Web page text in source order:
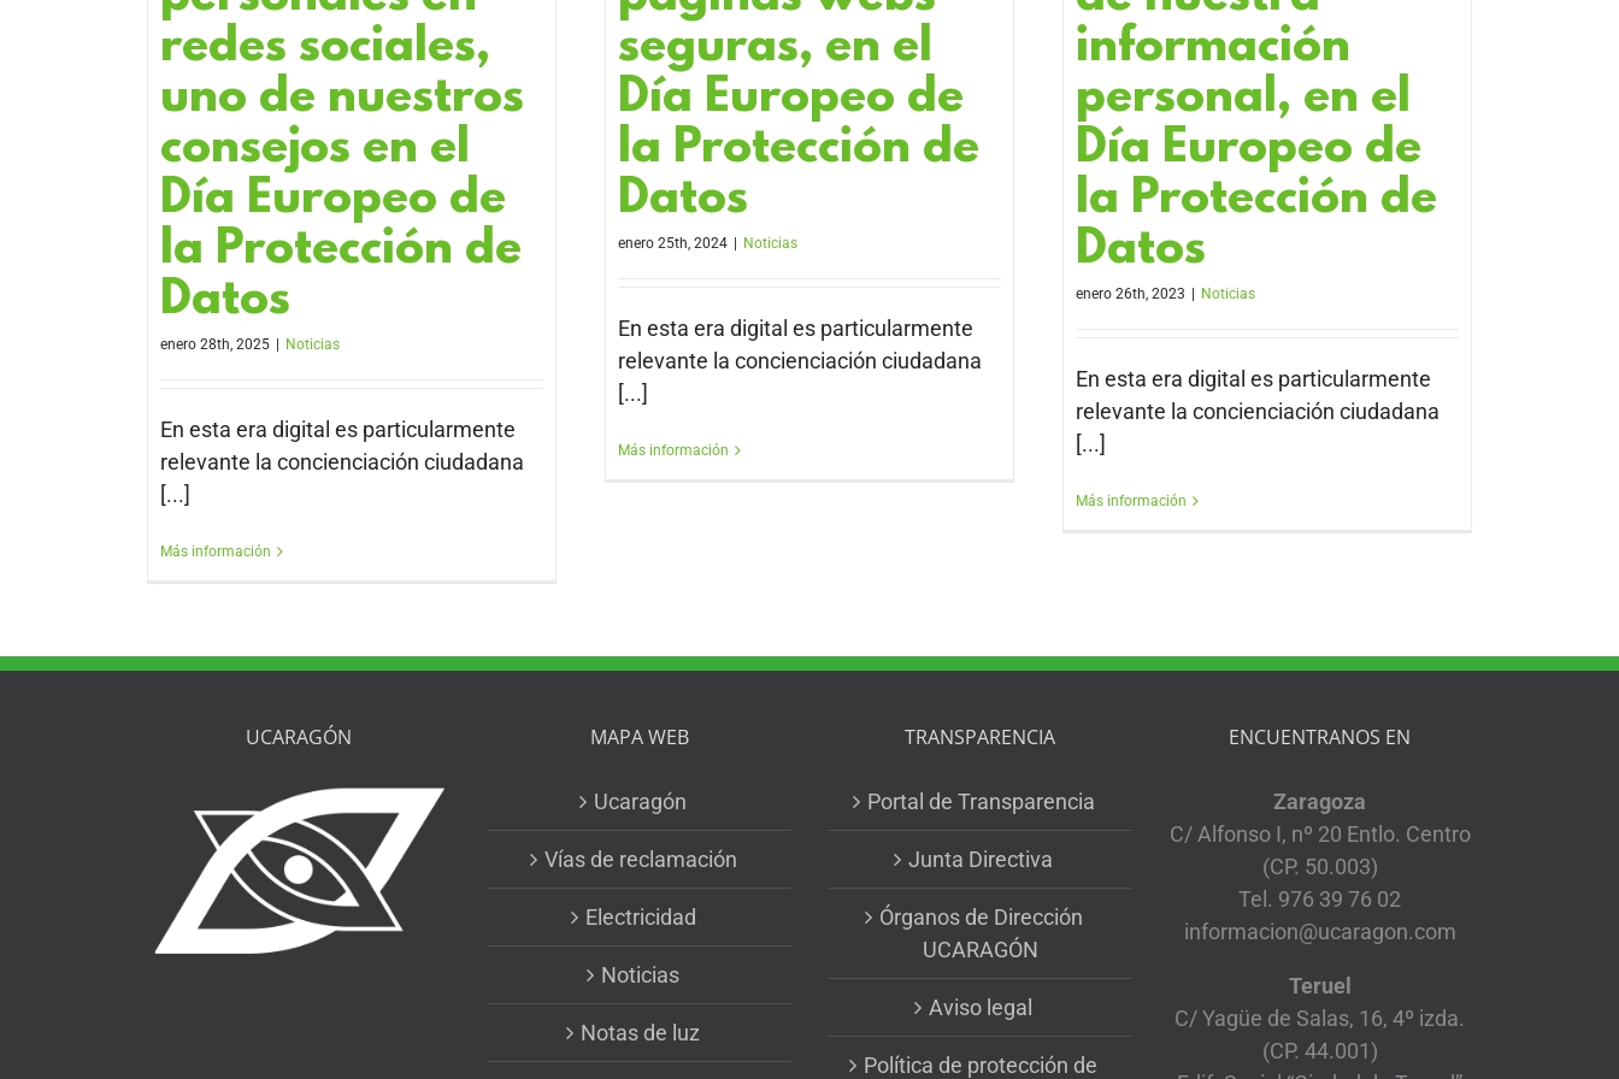
redes sociales,
uno de nuestros
consejos en el
Día Europeo de
la Protección de
Datos
enero 28th, 2025 Noticias
En esta era digital es particularmente
relevante la concienciación ciudadana
[...]
Más información
seguras, en el
Día Europeo de
la Protección de
Datos
enero 25th, 2024 Noticias
En esta era digital es particularmente
relevante la concienciación ciudadana
[...]
Más información
información
personal, en el
Día Europeo de
la Protección de
Datos
enero 26th, 2023 Noticias
En esta era digital es particularmente
relevante la concienciación ciudadana
[...]
Más información
UCARAGÓN MAPA WEB
Ucaragón
Vías de reclamación
Electricidad
Noticias
Notas de luz
TRANSPARENCIA
Portal de Transparencia
Junta Directiva
Órganos de Dirección
UCARAGÓN
Aviso legal
Política de protección de
ENCUENTRANOS EN
Zaragoza
C/ Alfonso I, nº 20 Entlo. Centro
(CP. 50.003)
Tel. 976 39 76 02
informacion@ucaragon.com
Teruel
C/ Yagüe de Salas, 16, 4º izda.
(CP. 44.001)